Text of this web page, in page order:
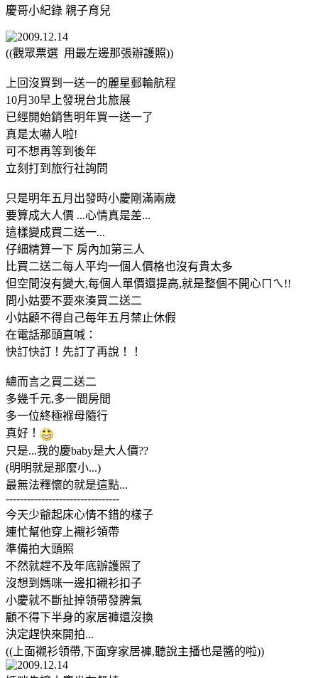
慶哥小紀錄 親子育兒
((觀眾票選 用最左邊那張辦護照))
上回沒買到一送一的麗星郵輪航程
10月30早上發現台北旅展
已經開始銷售明年買一送一了
真是太嚇人啦!
可不想再等到後年
立刻打到旅行社詢問
只是明年五月出發時小慶剛滿兩歲
要算成大人價 ...心情真是差...
這樣變成買二送一...
仔細精算一下 房內加第三人
比買二送二每人平均一個人價格也沒有貴太多
但空間沒有變大,每個人單價還提高,就是整個不開心ㄇㄟ!!
問小姑要不要來湊買二送二
小姑顧不得自己每年五月禁止休假
在電話那頭直喊：
快訂快訂！先訂了再說！！
總而言之買二送二
多幾千元,多一間房間
多一位終極褓母隨行
真好！
只是...我的慶baby是大人價??
(明明就是那麼小...)
最無法釋懷的就是這點...
--------------------------------
今天少爺起床心情不錯的樣子
連忙幫他穿上襯衫領帶
準備拍大頭照
不然就趕不及年底辦護照了
沒想到媽咪一邊扣襯衫扣子
小慶就不斷扯掉領帶發脾氣
顧不得下半身的家居褲還沒換
決定趕快來開拍...
((上面襯衫領帶,下面穿家居褲,聽說主播也是醬的啦))